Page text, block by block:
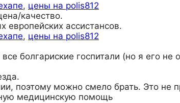
, цены на polis812
качество.
ассистансов.
, цены на polis812
болгариские госпитали (но я его не
поэтому можно смело брать. Это не
медицинскую помощь